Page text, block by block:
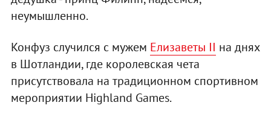
неумышленно.
Конфуз случился с мужем Елизаветы II на днях
в Шотландии, где королевская чета
присутствовала на традиционном спортивном
мероприятии Highland Games.